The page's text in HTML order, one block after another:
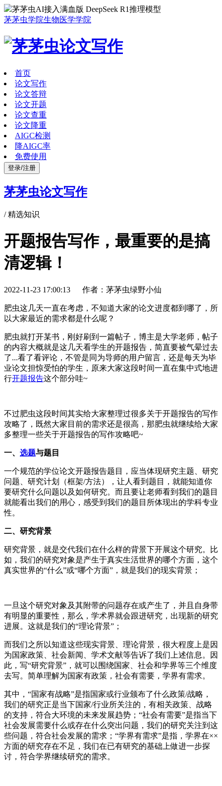
茅茅虫AI接入满血版 DeepSeek R1推理模型
茅茅虫学院生物医学学院
首页
论文写作
论文答辩
论文开题
论文查重
论文降重
AIGC检测
降AIGC率
免费使用
登录/注册
茅茅虫论文写作
/精选知识
开题报告写作，最重要的是搞
清逻辑！
2022-11-23 17:00:13 作者：茅茅虫绿野小仙
肥虫这几天一直在考虑，不知道大家的论文进度都到哪了，所
以大家最近的需求都是什么呢？
肥虫就打开某书，刚好刷到一篇帖子，博主是大学老师，帖子
的内容大概就是这几天看学生的开题报告，简直要被气晕过去
了...看了看评论，不管是同为导师的用户留言，还是每天为毕
业论文担惊受怕的学生，原来大家这段时间一直在集中式地进
行开题报告这个部分哇~
不过肥虫这段时间其实给大家整理过很多关于开题报告的写作
攻略了，既然大家目前的需求还是很高，那肥虫就继续给大家
多整理一些关于开题报告的写作攻略吧~
一、 选题与题目
一个规范的学位论文开题报告题目，应当体现研究主题、研究
问题、研究计划（框架/方法），让人看到题目，就能知道你
要研究什么问题以及如何研究。而且要让老师看到我们的题目
就能看出我们的用心，感受到我们的题目所体现出的学科专业
性。
二、研究背景
研究背景，就是交代我们在什么样的背景下开展这个研究。比
如，我们的研究对象是产生于真实生活世界的哪个方面，这个
真实世界的“什么”或“哪个方面”，就是我们的现实背景；
一旦这个研究对象及其附带的问题存在或产生了，并且自身带
有明显的重要性，那么，学术界就会跟进研究，出现新的研究
进展。这就是我们的“理论背景”；
而我们之所以知道这些现实背景、理论背景，很大程度上是因
为国家政策、社会新闻、学术文献等告诉了我们上述信息。因
此，写“研究背景”，就可以围绕国家、社会和学界等三个维度
去写。简单理解为国家有政策，社会有需要，学界有需求。
其中，“国家有战略”是指国家或行业颁布了什么政策/战略，
我们的研究正是当下国家/行业所关注的，有相关政策、战略
的支持，符合大环境的未来发展趋势；“社会有需要”是指当下
社会发展需要什么或存在什么突出问题，我们的研究关注到这
些问题，符合社会发展的需求；“学界有需求”是指，学界在××
方面的研究存在不足，我们在已有研究的基础上做进一步探
讨，符合学界继续研究的需求。